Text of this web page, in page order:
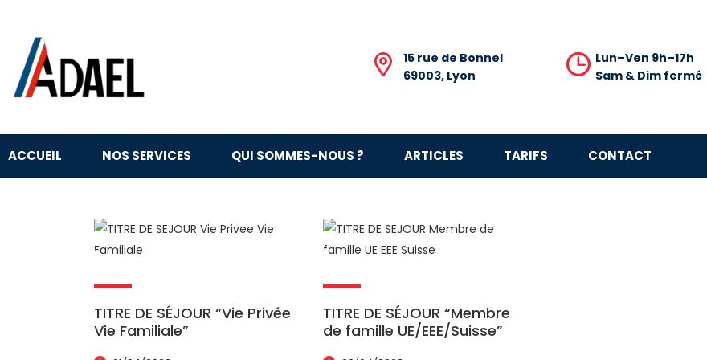
15 rue de Bonnel
69003, Lyon
Lun–Ven 9h–17h
Sam & Dim fermé
ACCUEIL NOS SERVICES QUI SOMMES-NOUS ? ARTICLES TARIFS CONTACT
TITRE DE SÉJOUR “Vie Privée
Vie Familiale”
TITRE DE SÉJOUR “Membre
de famille UE/EEE/Suisse”